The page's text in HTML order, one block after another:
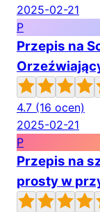
2025-02-21
P
Przepis na
4.7 (16 ocen)
2025-02-21
P
Przepis na
prosty w